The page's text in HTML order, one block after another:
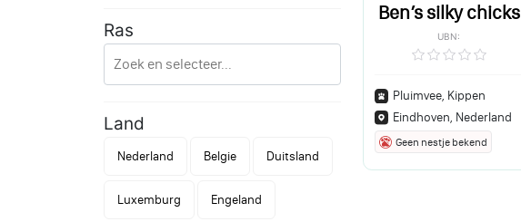
Ras
Land
Nederland Belgie Duitsland
Luxemburg Engeland
Ben’s silky chicks
UBN:
Pluimvee, Kippen
Eindhoven, Nederland
Geen nestje bekend